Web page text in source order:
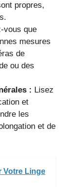
propres,
vous que
mesures
de
ou des
: Lisez
et
les
et de
Votre Linge